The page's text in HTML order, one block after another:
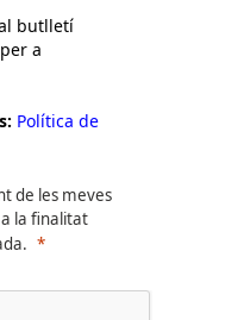
butlletí
a
Política de
de les meves
la finalitat